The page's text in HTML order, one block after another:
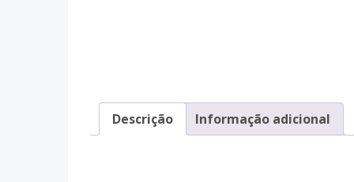
Descrição Informação adicional